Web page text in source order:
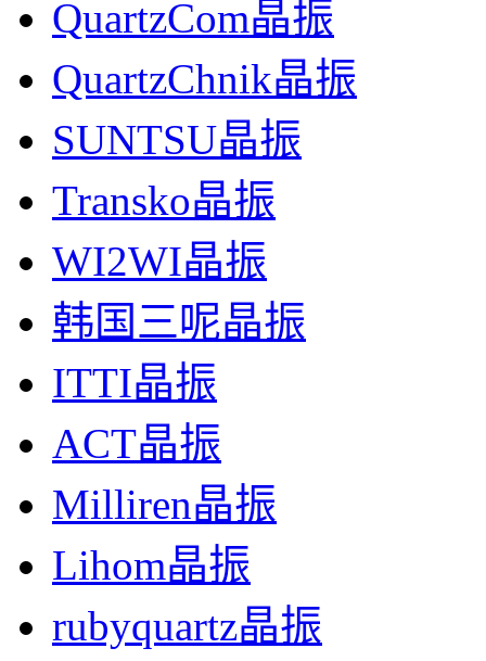
QuartzCom晶振
QuartzChnik晶振
SUNTSU晶振
Transko晶振
WI2WI晶振
韩国三呢晶振
ITTI晶振
ACT晶振
Milliren晶振
Lihom晶振
rubyquartz晶振